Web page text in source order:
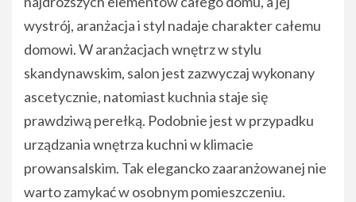
wystrój, aranżacja i styl nadaje charakter całemu
domowi. W aranżacjach wnętrz w stylu
skandynawskim, salon jest zazwyczaj wykonany
ascetycznie, natomiast kuchnia staje się
prawdziwą perełką. Podobnie jest w przypadku
urządzania wnętrza kuchni w klimacie
prowansalskim. Tak elegancko zaaranżowanej nie
warto zamykać w osobnym pomieszczeniu.